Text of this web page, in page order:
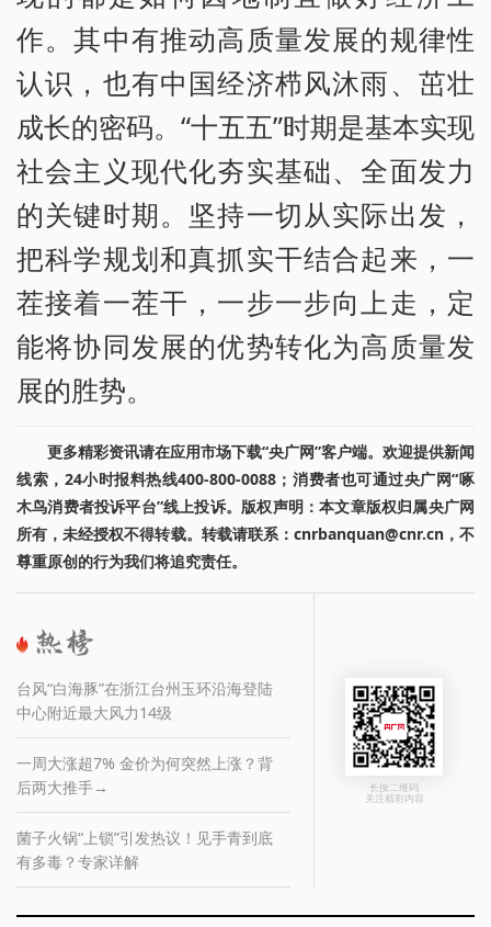
作。其中有推动高质量发展的规律性
认识，也有中国经济栉风沐雨、茁壮
成长的密码。“十五五”时期是基本实现
社会主义现代化夯实基础、全面发力
的关键时期。坚持一切从实际出发，
把科学规划和真抓实干结合起来，一
茬接着一茬干，一步一步向上走，定
能将协同发展的优势转化为高质量发
展的胜势。
更多精彩资讯请在应用市场下载“央广网”客户端。欢迎提供新闻
线索，24小时报料热线400-800-0088；消费者也可通过央广网“啄
木鸟消费者投诉平台”线上投诉。版权声明：本文章版权归属央广网
所有，未经授权不得转载。转载请联系：cnrbanquan@cnr.cn，不
尊重原创的行为我们将追究责任。
台风“白海豚”在浙江台州玉环沿海登陆
中心附近最大风力14级
一周大涨超7% 金价为何突然上涨？背
后两大推手→
菌子火锅“上锁”引发热议！见手青到底
有多毒？专家详解
长按二维码
关注精彩内容